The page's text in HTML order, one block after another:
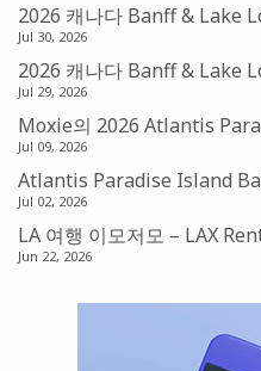
Jul 30, 2026
Jul 29, 2026
Jul 09, 2026
Atlantis Paradise Island
Jul 02, 2026
Jun 22, 2026